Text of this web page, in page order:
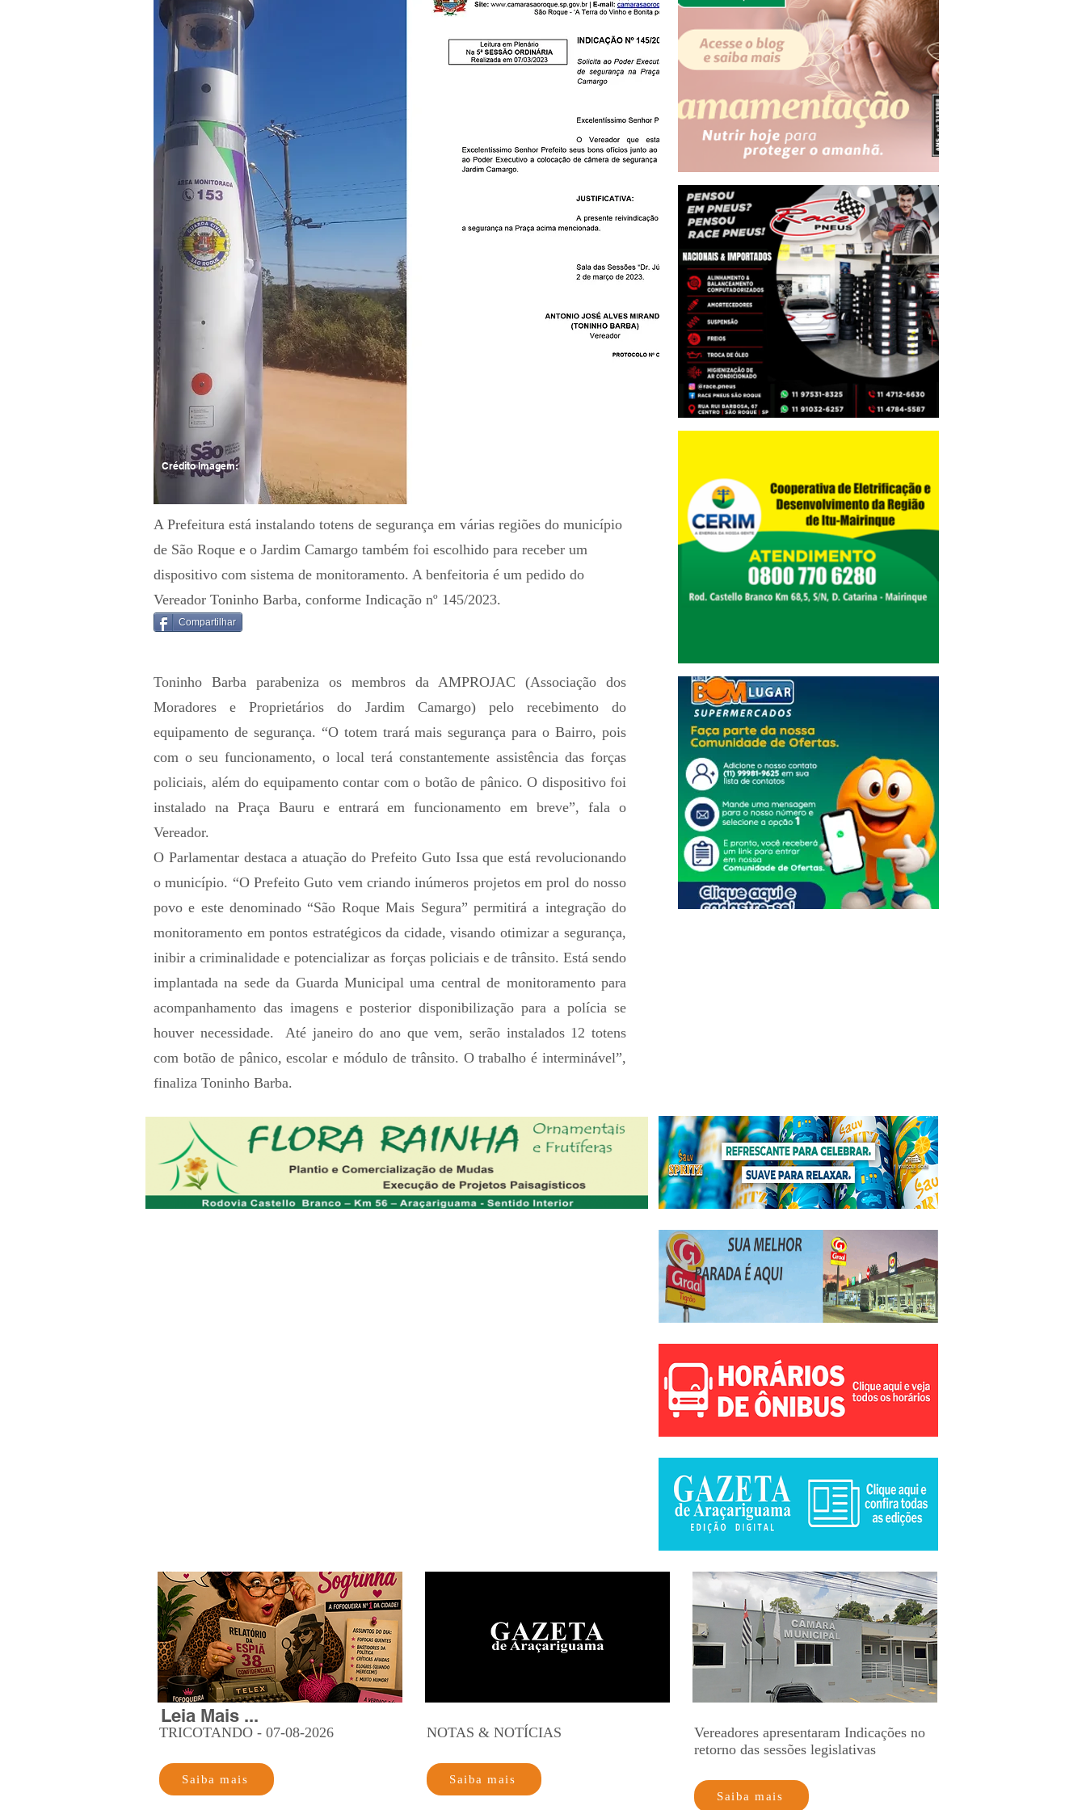
Crédito Imagem:
A Prefeitura está instalando totens de segurança em várias regiões do município
de São Roque e o Jardim Camargo também foi escolhido para receber um
dispositivo com sistema de monitoramento. A benfeitoria é um pedido do
Vereador Toninho Barba, conforme Indicação nº 145/2023.
Compartilhar
Toninho Barba parabeniza os membros da AMPROJAC (Associação dos
Moradores e Proprietários do Jardim Camargo) pelo recebimento do
equipamento de segurança. “O totem trará mais segurança para o Bairro, pois
com o seu funcionamento, o local terá constantemente assistência das forças
policiais, além do equipamento contar com o botão de pânico. O dispositivo foi
instalado na Praça Bauru e entrará em funcionamento em breve”, fala o
Vereador.
O Parlamentar destaca a atuação do Prefeito Guto Issa que está revolucionando
o município. “O Prefeito Guto vem criando inúmeros projetos em prol do nosso
povo e este denominado “São Roque Mais Segura” permitirá a integração do
monitoramento em pontos estratégicos da cidade, visando otimizar a segurança,
inibir a criminalidade e potencializar as forças policiais e de trânsito. Está sendo
implantada na sede da Guarda Municipal uma central de monitoramento para
acompanhamento das imagens e posterior disponibilização para a polícia se
houver necessidade. Até janeiro do ano que vem, serão instalados 12 totens
com botão de pânico, escolar e módulo de trânsito. O trabalho é interminável”,
finaliza Toninho Barba.
Leia Mais ...
TRICOTANDO - 07-08-2026
Saiba mais
NOTAS & NOTÍCIAS
Saiba mais
Vereadores apresentaram Indicações no
retorno das sessões legislativas
Saiba mais